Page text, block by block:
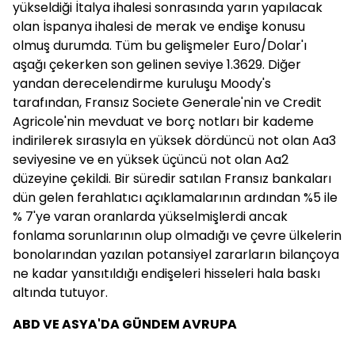
yükseldiği İtalya ihalesi sonrasında yarın yapılacak
olan İspanya ihalesi de merak ve endişe konusu
olmuş durumda. Tüm bu gelişmeler Euro/Dolar'ı
aşağı çekerken son gelinen seviye 1.3629. Diğer
yandan derecelendirme kuruluşu Moody's
tarafından, Fransız Societe Generale'nin ve Credit
Agricole'nin mevduat ve borç notları bir kademe
indirilerek sırasıyla en yüksek dördüncü not olan Aa3
seviyesine ve en yüksek üçüncü not olan Aa2
düzeyine çekildi. Bir süredir satılan Fransız bankaları
dün gelen ferahlatıcı açıklamalarının ardından %5 ile
% 7'ye varan oranlarda yükselmişlerdi ancak
fonlama sorunlarının olup olmadığı ve çevre ülkelerin
bonolarından yazılan potansiyel zararların bilançoya
ne kadar yansıtıldığı endişeleri hisseleri hala baskı
altında tutuyor.
ABD VE ASYA'DA GÜNDEM AVRUPA